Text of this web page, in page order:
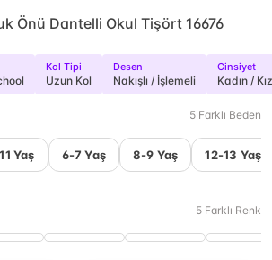
Önü Dantelli Okul Tişört 16676
Kol Tipi
Uzun Kol
Desen
Nakışlı / İşlemeli
Cinsiyet
Kadın / Kız
5 Farklı Beden
Yaş 6-7 Yaş 8-9 Yaş 12-13 Yaş
5 Farklı Renk